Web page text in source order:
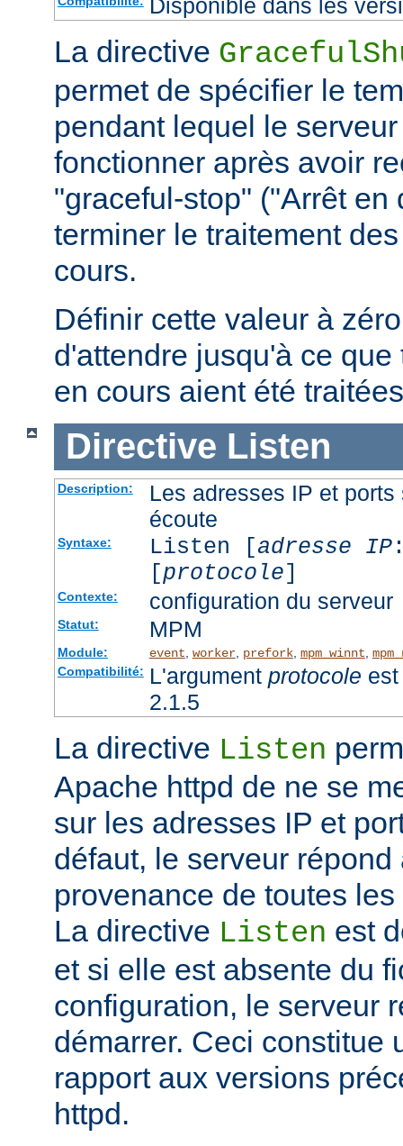
Disponible dans les
La directive
permet de spécifier le
pendant lequel le
fonctionner après avoir
"graceful-stop" ("Arrêt en
terminer le traitement
cours.
Définir cette valeur à
d'attendre jusqu'à ce
en cours aient été
Directive Listen
Description:
Les adresses IP et
écoute
Syntaxe: Listen [adresse IP
[protocole]
Contexte: configuration du serveur
Statut: MPM
Module: event worker, prefork, mpm_winnt
Compatibilité: L'argument protocole
2.1.5
La directive Listen
Apache httpd de ne se
sur les adresses IP et
défaut, le serveur
provenance de toutes
La directive Listen est
et si elle est absente du
configuration, le serveur
démarrer. Ceci constitue
rapport aux versions
httpd.